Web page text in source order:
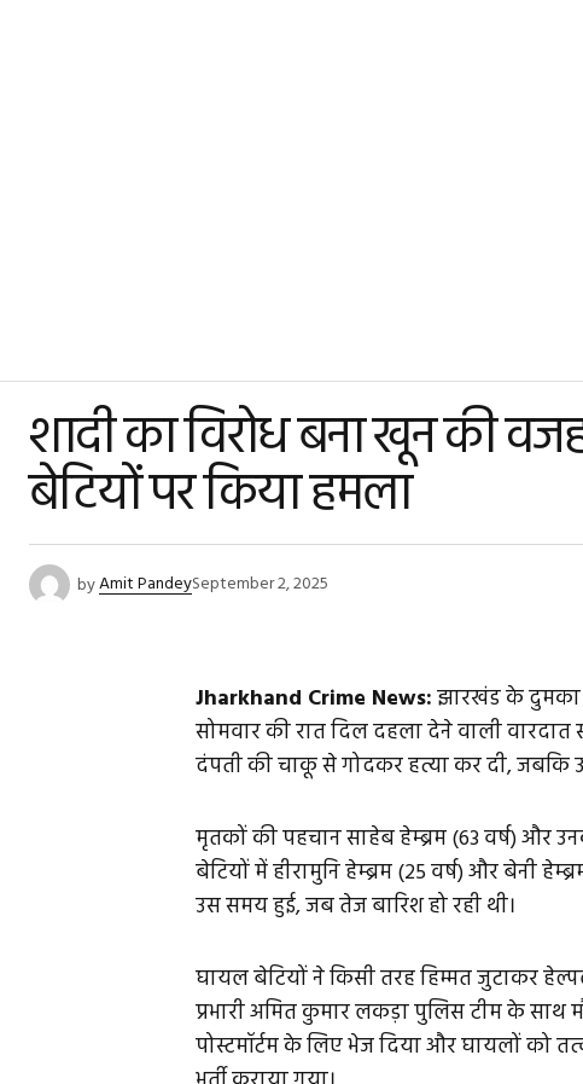
शादी का विरोध बना खून की
बेटियों पर किया हमला
byAmit PandeySeptember 2, 2025
Jharkhand Crime News:झारखंड के दुमका
सोमवार की रात दिल दहला देने वाली
दंपती की चाकू से गोदकर हत्या कर दी, जबकि
मृतकों की पहचान साहेब हेम्ब्रम (63 वर्ष) और
बेटियों में हीरामुनि हेम्ब्रम (25 वर्ष) और बेनी
उस समय हुई, जब तेज बारिश हो रही थी।
घायल बेटियों ने किसी तरह हिम्मत जुटाकर
प्रभारी अमित कुमार लकड़ा पुलिस टीम के
पोस्टमॉर्टम के लिए भेज दिया और घायलों